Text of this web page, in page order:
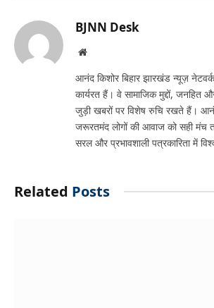
BJNN Desk
Website
आनंद किशोर बिहार झारखंड न्यूज़
कार्यरत हैं। वे सामाजिक मुद्दों, जनहित
जुड़ी खबरों पर विशेष रुचि रखते हैं।
जरूरतमंद लोगों की आवाज को सही मंच
सरल और प्रभावशाली पत्रकारिता में
Related Posts